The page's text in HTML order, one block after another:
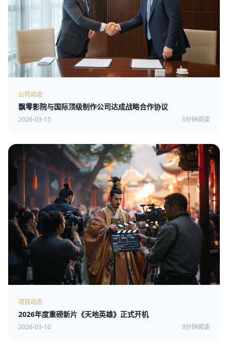
公司动态
飘零影院与国际顶级制作公司达成战略合作协议
2026-03-15 3分钟阅读
项目动态
2026年度重磅新片《天地英雄》正式开机
2026-03-10 3分钟阅读